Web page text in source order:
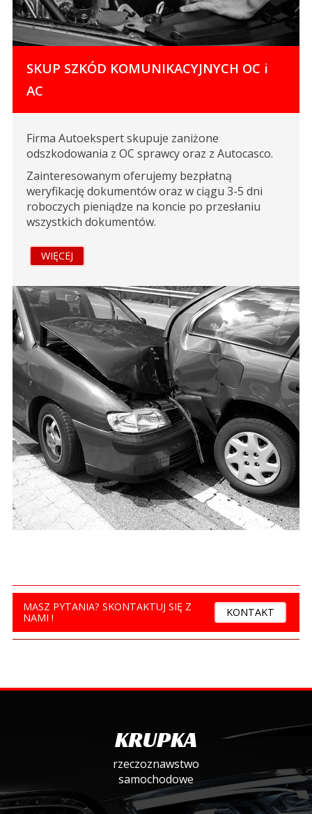
SKUP SZKÓD KOMUNIKACYJNYCH OC i
AC
Firma Autoekspert skupuje zaniżone
odszkodowania z OC sprawcy oraz z Autocasco.
Zainteresowanym oferujemy bezpłatną
weryfikację dokumentów oraz w ciągu 3-5 dni
roboczych pieniądze na koncie po przesłaniu
wszystkich dokumentów.
WIĘCEJ
MASZ PYTANIA? SKONTAKTUJ SIĘ Z
NAMI !
KONTAKT
KRUPKA
rzeczoznawstwo
samochodowe